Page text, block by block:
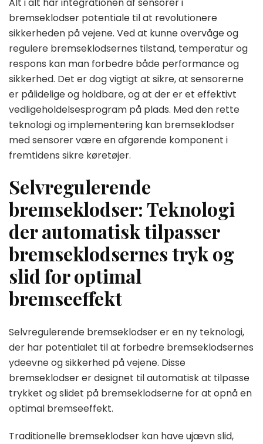
bremseklodser potentiale til at revolutionere
sikkerheden på vejene. Ved at kunne overvåge og
regulere bremseklodsernes tilstand, temperatur og
respons kan man forbedre både performance og
sikkerhed. Det er dog vigtigt at sikre, at sensorerne
er pålidelige og holdbare, og at der er et effektivt
vedligeholdelsesprogram på plads. Med den rette
teknologi og implementering kan bremseklodser
med sensorer være en afgørende komponent i
fremtidens sikre køretøjer.
Selvregulerende
bremseklodser: Teknologi
der automatisk tilpasser
bremseklodsernes tryk og
slid for optimal
bremseeffekt
Selvregulerende bremseklodser er en ny teknologi,
der har potentialet til at forbedre bremseklodsernes
ydeevne og sikkerhed på vejene. Disse
bremseklodser er designet til automatisk at tilpasse
trykket og slidet på bremseklodserne for at opnå en
optimal bremseeffekt.
Traditionelle bremseklodser kan have ujævn slid,